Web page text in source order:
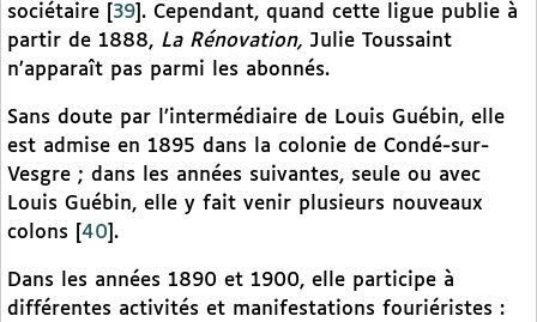
sociétaire
39 . Cependant, quand cette ligue publie à
partir de 1888, La Rénovation, Julie Toussaint
n’apparaît pas parmi les abonnés.
Sans doute par l’intermédiaire de Louis Guébin, elle
est admise en 1895 dans la colonie de Condé-sur-
Vesgre ; dans les années suivantes, seule ou avec
Louis Guébin, elle y fait venir plusieurs nouveaux
colons
40 .
Dans les années 1890 et 1900, elle participe à
différentes activités et manifestations fouriéristes :